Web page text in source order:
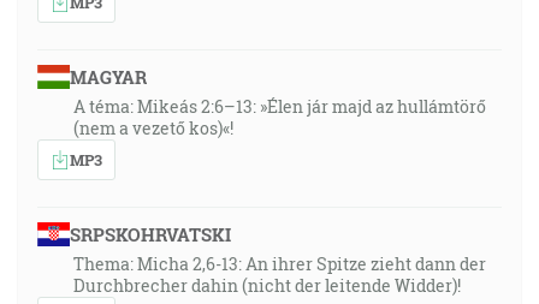
MAGYAR
A téma: Mikeás 2:6–13: »Élen jár majd az hullámtörő
(nem a vezető kos)«!
MP3
SRPSKOHRVATSKI
Thema: Micha 2,6-13: An ihrer Spitze zieht dann der
Durchbrecher dahin (nicht der leitende Widder)!